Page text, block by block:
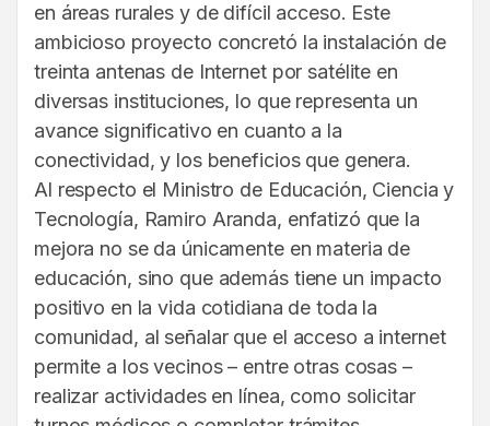
en áreas rurales y de difícil acceso. Este
ambicioso proyecto concretó la instalación de
treinta antenas de Internet por satélite en
diversas instituciones, lo que representa un
avance significativo en cuanto a la
conectividad, y los beneficios que genera.
Al respecto el Ministro de Educación, Ciencia y
Tecnología, Ramiro Aranda, enfatizó que la
mejora no se da únicamente en materia de
educación, sino que además tiene un impacto
positivo en la vida cotidiana de toda la
comunidad, al señalar que el acceso a internet
permite a los vecinos – entre otras cosas –
realizar actividades en línea, como solicitar